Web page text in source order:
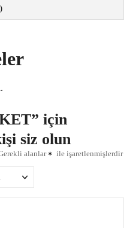
için
siz olun
alanlar ile işaretlenmişlerdir